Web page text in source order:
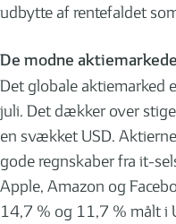
udbytte af rentefaldet
De modne
Det globale aktiemarked
juli. Det dækker over
en svækket USD.
gode regnskaber fra it-
Apple, Amazon og
14,7 % og 11,7 % målt i